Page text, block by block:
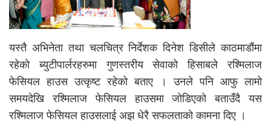
यस्तै अभिनेता तथा चलचित्र निर्देशक दिनेश डिसीले काठमाडौंमा
रहेको ब्युटीपार्लरहरुमा गुणस्तरीय सेवाको हिसाबले रश्मिलाज
फेसियल हाउस उत्कृष्ट रहेको बताए । उनले पनि आफु लामो
समयदेखि रश्मिलाज फेसियल हाउसमा जोडिएको बताउँदै यस
रश्मिलाज फेसियल हाउसलाई अझ धेरै सफलताको कामना दिए ।